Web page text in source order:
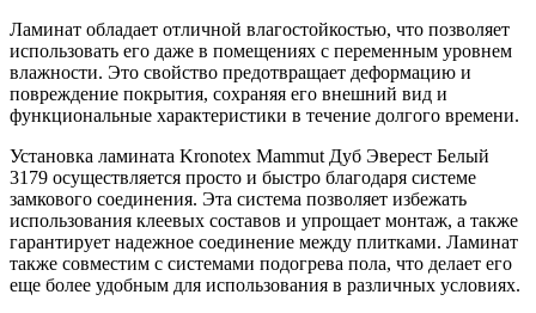
Ламинат обладает отличной влагостойкостью, что позволяет
использовать его даже в помещениях с переменным уровнем
влажности. Это свойство предотвращает деформацию и
повреждение покрытия, сохраняя его внешний вид и
функциональные характеристики в течение долгого времени.
Установка ламината Kronotex Mammut Дуб Эверест Белый
3179 осуществляется просто и быстро благодаря системе
замкового соединения. Эта система позволяет избежать
использования клеевых составов и упрощает монтаж, а также
гарантирует надежное соединение между плитками. Ламинат
также совместим с системами подогрева пола, что делает его
еще более удобным для использования в различных условиях.